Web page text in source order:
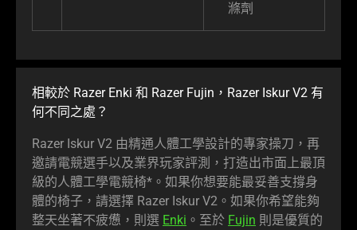
滌劑
相較於 Razer Enki 和 Razer Fujin，Razer Iskur V2 有
何不同之處？
Razer Iskur V2 由精通人體工學設計的專家操刀，再
邀請電競選手以及業界玩家評測，打造出市面上最頂
級的人體工學電競椅*。如果你想要能最妥善支撐身
體的椅子，請選擇 Razer Iskur V2。如果你希望能夠
整天坐著不疲憊，則選 Enki 。至於 Fujin 則是優質的